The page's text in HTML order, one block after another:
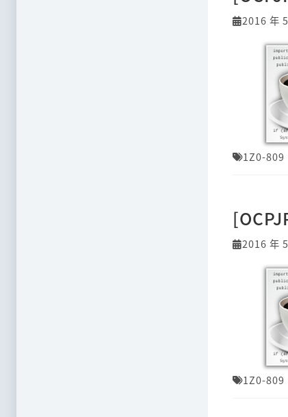
2016 年
1Z0-809
2016 年
1Z0-809